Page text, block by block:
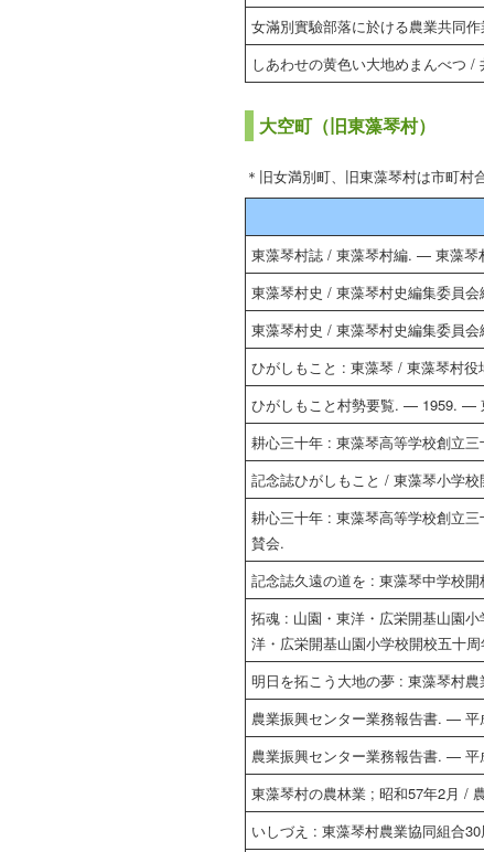
女滿別實驗部落に於ける農業共同
しあわせの黄色い大地めまんべつ
大空町（旧東藻琴村）
＊旧女満別町、旧東藻琴村は市町村
東藻琴村誌 / 東藻琴村編. — 東藻琴
東藻琴村史 / 東藻琴村史編集委員
東藻琴村史 / 東藻琴村史編集委員
ひがしもこと : 東藻琴 / 東藻琴村
ひがしもこと村勢要覧. — 1959. —
耕心三十年 : 東藻琴高等学校創立
記念誌ひがしもこと / 東藻琴小学
耕心三十年 : 東藻琴高等学校創立
賛会.
記念誌久遠の道を : 東藻琴中学校
拓魂 : 山園・東洋・広栄開基山園
洋・広栄開基山園小学校開校五十
明日を拓こう大地の夢 : 東藻琴村
農業振興センター業務報告書. —
農業振興センター業務報告書. —
東藻琴村の農林業 ; 昭和57年2月 /
いしづえ : 東藻琴村農業協同組合